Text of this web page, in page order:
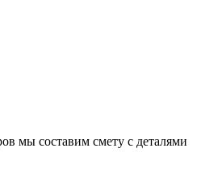
мы составим смету с деталями